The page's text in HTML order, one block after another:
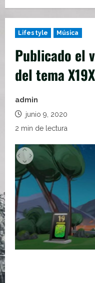
Lifestyle Música
Publicado el
del tema
admin
junio 9, 2020
2 min de lectura